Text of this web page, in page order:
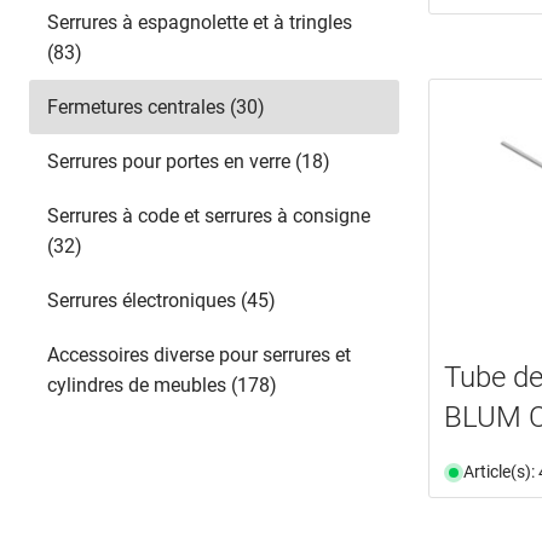
Serrures à espagnolette et à tringles
(83)
Fermetures centrales (30)
Serrures pour portes en verre (18)
Serrures à code et serrures à consigne
(32)
Serrures électroniques (45)
Accessoires diverse pour serrures et
cylindres de meubles (178)
Tube
BLUM
Article(s):